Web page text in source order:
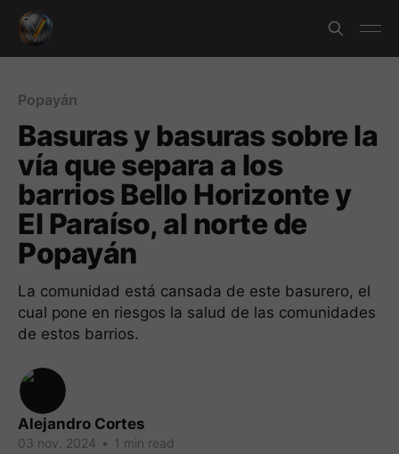
Popayán
Basuras y basuras sobre la
vía que separa a los
barrios Bello Horizonte y
El Paraíso, al norte de
Popayán
La comunidad está cansada de este basurero, el
cual pone en riesgos la salud de las comunidades
de estos barrios.
Alejandro Cortes
03 nov. 2024 • 1 min read